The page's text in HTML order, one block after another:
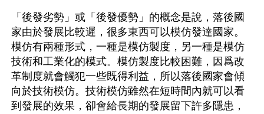
「後發劣勢」或「後發優勢」的概念是說，落後國
家由於發展比較遲，很多東西可以模仿發達國家。
模仿有兩種形式，一種是模仿製度，另一種是模仿
技術和工業化的模式。模仿製度比較困難，因爲改
革制度就會觸犯一些既得利益，所以落後國家會傾
向於技術模仿。技術模仿雖然在短時間內就可以看
到發展的效果，卻會給長期的發展留下許多隱患，